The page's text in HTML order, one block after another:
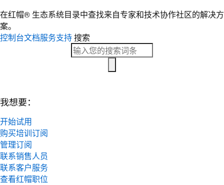
在红帽® 生态系统目录中查找来自专家和技术协作社区的解决方
案。
控制台文档服务支持搜索
我想要：
开始试用
购买培训订阅
管理订阅
联系销售人员
联系客户服务
查看红帽职位